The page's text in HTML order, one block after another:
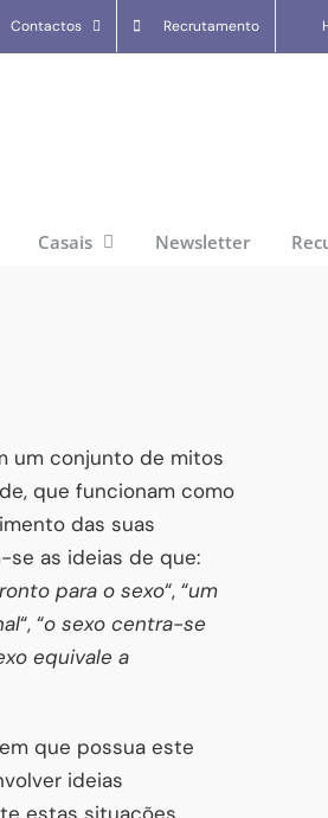
Contactos Recrutamento
Casais Newsletter
um conjunto de mitos
que funcionam como
das suas
as ideias de que:
para o sexo“, “um
“, “o sexo centra-se
equivale a
que possua este
ideias